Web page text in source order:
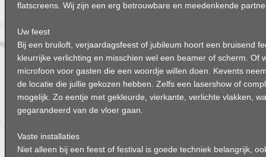
flatscreens. Wij zijn een erg betrouwbare en meedenkende
Uw feest
Bij een bruiloft, verjaardagsfeest of jubileum hoort een bruisend
kleurrijke verlichting en misschien wel een beamer of scherm. Of
microfoon voor gasten die een woordje willen doen. Kevents
de locatie die jullie gekozen hebben. Zelfs een lasershow of
mogelijk. Zo eentje met gekleurde, vierkante, verlichte vlakken,
gegarandeerd van de vloer gaan.
Vaste installaties
Niet alleen bij een feest of festival is goede techniek belangrijk,